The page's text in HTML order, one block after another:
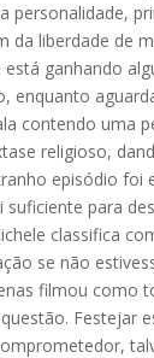
da liberdade de
ganhando
contendo uma
religioso,
episódio foi
para
classifica
se não
filmou como
Festejar